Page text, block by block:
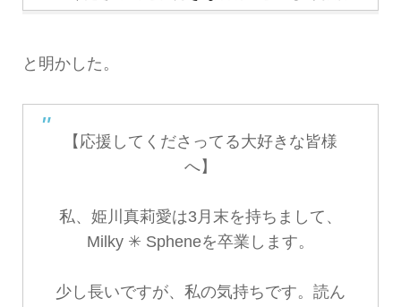
と明かした。
【応援してくださってる大好きな皆様
へ】
私、姫川真莉愛は3月末を持ちまして、
Milky ✳︎ Spheneを卒業します。
少し長いですが、私の気持ちです。読ん